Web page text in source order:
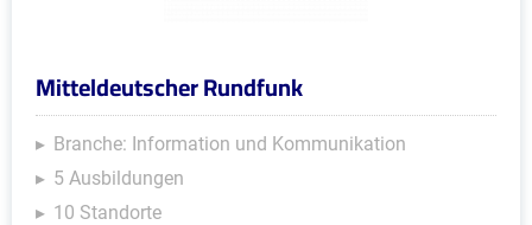
Mitteldeutscher Rundfunk
Branche: Information und Kommunikation
5 Ausbildungen
10 Standorte